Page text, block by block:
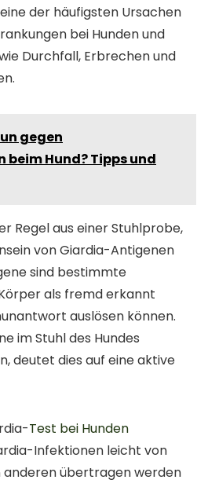
der häufigsten Ursachen
bei Hunden und
Durchfall, Erbrechen und
gegen
Hund? Tipps und
Regel aus einer Stuhlprobe,
von Giardia-Antigenen
sind bestimmte
als fremd erkannt
auslösen können.
im Stuhl des Hundes
deutet dies auf eine aktive
Test bei Hunden
Infektionen leicht von
anderen übertragen werden